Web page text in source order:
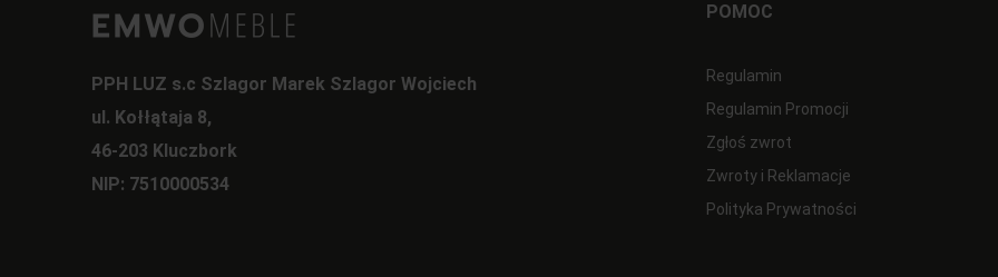
PPH LUZ s.c Szlagor Marek Szlagor Wojciech
ul. Kołłątaja 8,
46-203 Kluczbork
NIP: 7510000534
POMOC
Regulamin
Regulamin Promocji
Zgłoś zwrot
Zwroty i Reklamacje
Polityka Prywatności